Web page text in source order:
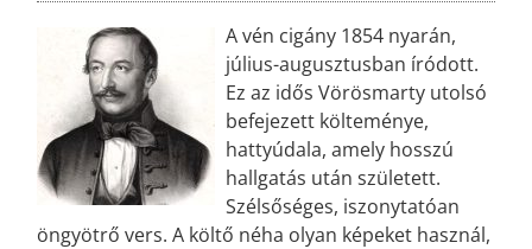
A vén cigány 1854 nyarán,
július-augusztusban íródott.
Ez az idős Vörösmarty utolsó
befejezett költeménye,
hattyúdala, amely hosszú
hallgatás után született.
Szélsőséges, iszonytatóan
öngyötrő vers. A költő néha olyan képeket használ,